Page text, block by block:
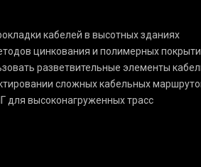
кабелей в высотных зданиях
цинкования и полимерных
разветвительные элементы
сложных кабельных
для высоконагруженных трасс